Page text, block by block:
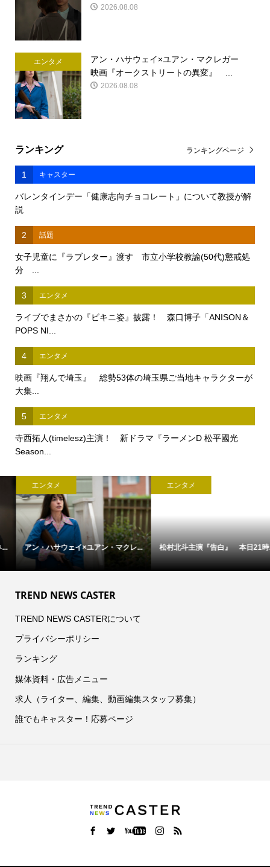
2026.08.08
エンタメ
アン・ハサウェイ×ユアン・マクレガー
映画『オークストリートの異変』 ...
2026.08.08
ランキング
1 キャスター
バレンタインデー「健康志向チョコレート」について教授が解
説
2 話題
女子児童に『ラブレター』渡す 市立小学校教諭(50代)懲戒処
分 ...
3 エンタメ
ライブでまさかの『ビキニ姿』披露！ 森口博子「ANISON＆
POPS NI...
4 エンタメ
映画『翔んで埼玉』 総勢53体の埼玉県ご当地キャラクターが
大集...
5 エンタメ
寺西拓人(timelesz)主演！ 新ドラマ『ラーメンD 松平國光
Season...
ランキングページ
エンタメ
アン・ハサウェイ×ユアン・マクレ...
エンタメ
松村北斗主演『告白』 本日21時...
TREND NEWS CASTER
TREND NEWS CASTERについて
プライバシーポリシー
ランキング
媒体資料・広告メニュー
求人（ライター、編集、動画編集スタッフ募集）
誰でもキャスター！応募ページ